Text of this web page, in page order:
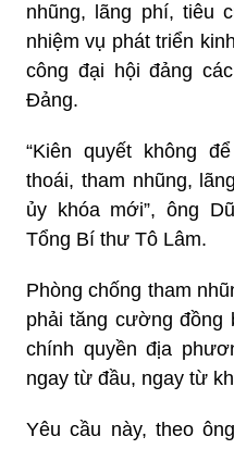
nhũng, lãng phí, tiêu
nhiệm vụ phát triển
công đại hội đảng
Đảng.
“Kiên quyết không
thoái, tham nhũng,
ủy khóa mới”, ông
Tổng Bí thư Tô Lâm.
Phòng chống tham
phải tăng cường đồng
chính quyền địa
ngay từ đầu, ngay từ
Yêu cầu này, theo